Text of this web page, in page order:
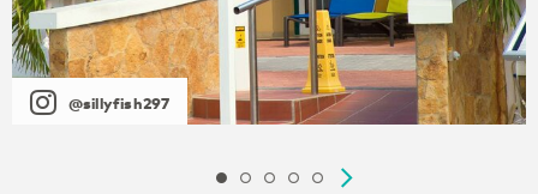
@sillyfish297